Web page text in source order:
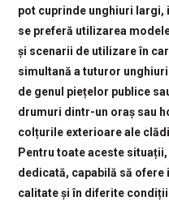
pot cuprinde unghiuri largi,
se preferă utilizarea
și scenarii de utilizare în
simultană a tuturor
de genul piețelor publice
drumuri dintr-un oraș sau
colțurile exterioare ale
Pentru toate aceste
dedicată, capabilă să ofere
calitate și în diferite condiții